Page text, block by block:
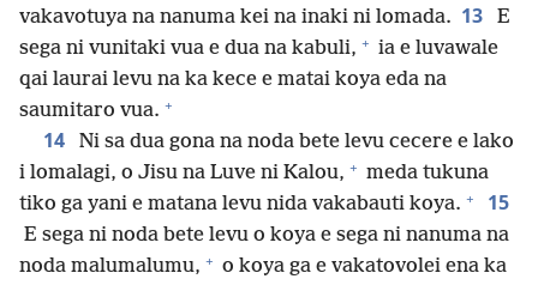
vakavotuya na nanuma kei na inaki ni lomada. 13
E
sega ni vunitaki vua e dua na kabuli, + ia e luvawale
qai laurai levu na ka kece e matai koya eda na
saumitaro vua. +
14
Ni sa dua gona na noda bete levu cecere e lako
i lomalagi, o Jisu na Luve ni Kalou, + meda tukuna
tiko ga yani e matana levu nida vakabauti koya. + 15
E sega ni noda bete levu o koya e sega ni nanuma na
noda malumalumu, + o koya ga e vakatovolei ena ka